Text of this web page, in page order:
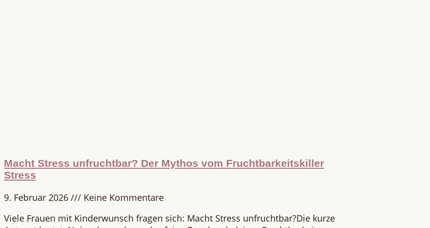
Macht Stress unfruchtbar? Der Mythos vom Fruchtbarkeitskiller
Stress
9. Februar 2026
Keine Kommentare
Viele Frauen mit Kinderwunsch fragen sich: Macht Stress unfruchtbar?Die kurze